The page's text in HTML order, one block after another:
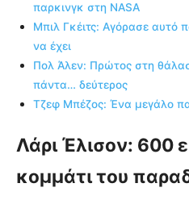
παρκινγκ στη NASA
Μπιλ Γκέιτς: Αγόρασε αυτό
να έχει
Πολ Άλεν: Πρώτος στη
πάντα… δεύτερος
Τζεφ Μπέζος: Ένα μεγάλο
Λάρι Έλισον: 600
κομμάτι του